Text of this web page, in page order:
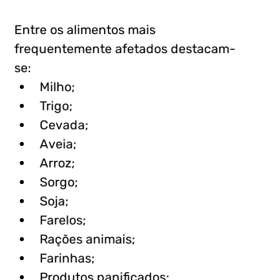
Entre os alimentos mais
frequentemente afetados destacam-
se:
Milho;
Trigo;
Cevada;
Aveia;
Arroz;
Sorgo;
Soja;
Farelos;
Rações animais;
Farinhas;